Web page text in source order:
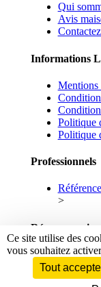
Qui
Avis
Informations
Mentions
Politique
Politique
Professionnels
>
Réseaux sociaux
Facebook
Linkedin
Ce site utilise des
vous souhaitez activer
Tout